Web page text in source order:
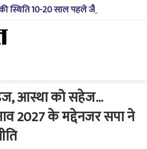
आस्था को सहेज…
2027 के मद्देनजर सपा ने